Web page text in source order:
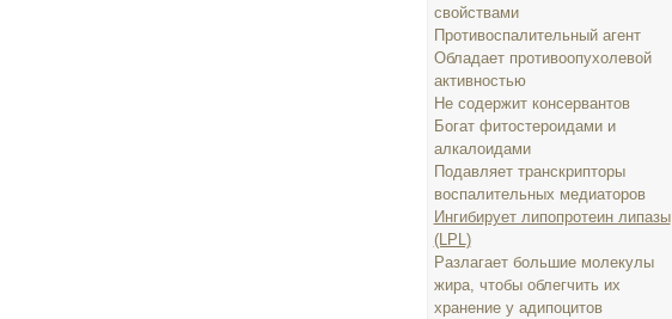
свойствами
Противоспалительный агент
Обладает противоопухолевой
активностью
Не содержит консервантов
Богат фитостероидами и
алкалоидами
Подавляет транскрипторы
воспалительных медиаторов
Ингибирует липопротеин липазы
(LPL)
Разлагает большие молекулы
жира, чтобы облегчить их
хранение у адипоцитов